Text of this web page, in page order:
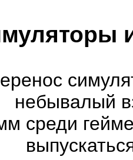
небывалый
среди